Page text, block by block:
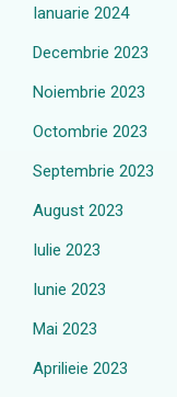
Ianuarie 2024
Decembrie 2023
Noiembrie 2023
Octombrie 2023
Septembrie 2023
August 2023
Iulie 2023
Iunie 2023
Mai 2023
Aprilieie 2023